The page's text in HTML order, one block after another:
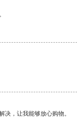
，让我能够放心购物。